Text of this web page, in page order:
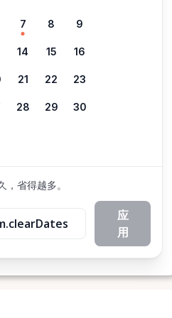
7 8 9
14 15 16
21 22 23
28 29 30
，省得越多。
应
用